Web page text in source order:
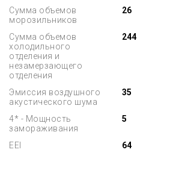
Сумма объемов
морозильников
26
Сумма объемов
холодильного
отделения и
незамерзающего
отделения
244
Эмиссия воздушного
акустического шума
35
4* - Мощность
замораживания
5
EEI 64